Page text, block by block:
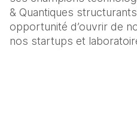
& Quantiques
opportunité d’ouvrir de
nos startups et